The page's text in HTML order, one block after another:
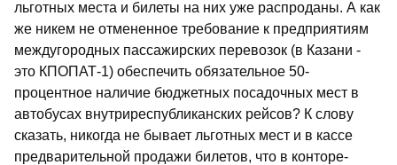
льготных места и билеты на них уже распроданы. А как
же никем не отмененное требование к предприятиям
междугородных пассажирских перевозок (в Казани -
это КПОПАТ-1) обеспечить обязательное 50-
процентное наличие бюджетных посадочных мест в
автобусах внутриреспубликанских рейсов? К слову
сказать, никогда не бывает льготных мест и в кассе
предварительной продажи билетов, что в конторе-